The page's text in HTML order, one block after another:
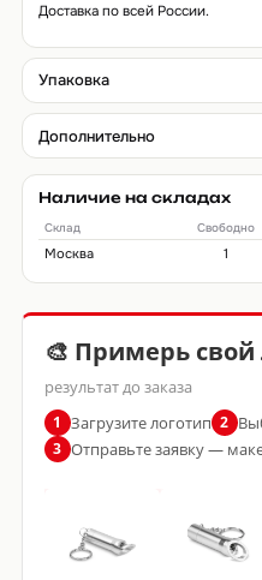
Доставка по всей России.
Упаковка
Дополнительно
Наличие на складах
Склад Свободно
Москва 1
🎨 Примерь свой
результат до заказа
1 Загрузите логотип 2
3 Отправьте заявку —